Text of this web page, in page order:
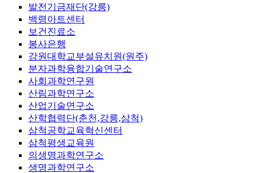
발전기금재단(강릉)
백령아트센터
보건진료소
봉사은행
강원대학교부설유치원(원주)
분자과학융합기술연구소
사회과학연구원
산림과학연구소
산업기술연구소
산학협력단(춘천,강릉,삼척)
삼척공학교육혁신센터
삼척평생교육원
의생명과학연구소
생명과학연구소